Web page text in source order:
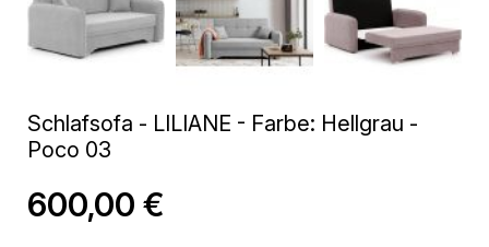
Schlafsofa - LILIANE - Farbe: Hellgrau -
Poco 03
600,00 €